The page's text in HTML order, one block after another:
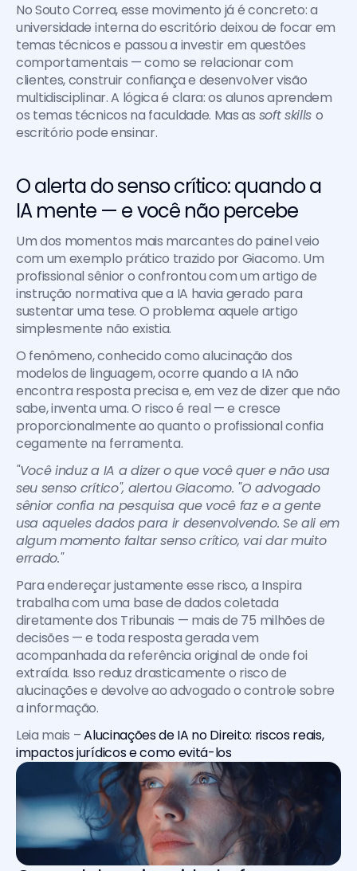
No Souto Correa, esse movimento já é concreto: a
universidade interna do escritório deixou de focar em
temas técnicos e passou a investir em questões
comportamentais — como se relacionar com
clientes, construir confiança e desenvolver visão
multidisciplinar. A lógica é clara: os alunos aprendem
os temas técnicos na faculdade. Mas as soft skills o
escritório pode ensinar.
O alerta do senso crítico: quando a
IA mente — e você não percebe
Um dos momentos mais marcantes do painel veio
com um exemplo prático trazido por Giacomo. Um
profissional sênior o confrontou com um artigo de
instrução normativa que a IA havia gerado para
sustentar uma tese. O problema: aquele artigo
simplesmente não existia.
O fenômeno, conhecido como alucinação dos
modelos de linguagem, ocorre quando a IA não
encontra resposta precisa e, em vez de dizer que não
sabe, inventa uma. O risco é real — e cresce
proporcionalmente ao quanto o profissional confia
cegamente na ferramenta.
"Você induz a IA a dizer o que você quer e não usa
seu senso crítico", alertou Giacomo. "O advogado
sênior confia na pesquisa que você faz e a gente
usa aqueles dados para ir desenvolvendo. Se ali em
algum momento faltar senso crítico, vai dar muito
errado."
Para endereçar justamente esse risco, a Inspira
trabalha com uma base de dados coletada
diretamente dos Tribunais — mais de 75 milhões de
decisões — e toda resposta gerada vem
acompanhada da referência original de onde foi
extraída. Isso reduz drasticamente o risco de
alucinações e devolve ao advogado o controle sobre
a informação.
Leia mais – Alucinações de IA no Direito: riscos reais,
impactos jurídicos e como evitá-los